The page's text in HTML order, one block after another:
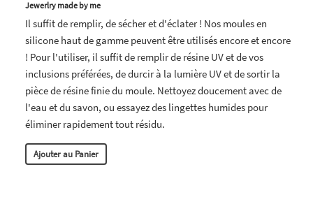
Jewerlry made by me
Il suffit de remplir, de sécher et d'éclater ! Nos moules en
silicone haut de gamme peuvent être utilisés encore et encore
! Pour l'utiliser, il suffit de remplir de résine UV et de vos
inclusions préférées, de durcir à la lumière UV et de sortir la
pièce de résine finie du moule. Nettoyez doucement avec de
l'eau et du savon, ou essayez des lingettes humides pour
éliminer rapidement tout résidu.
Ajouter au Panier